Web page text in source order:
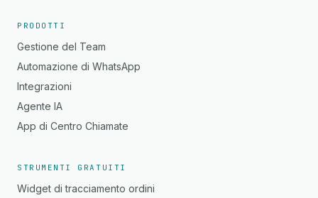
PRODOTTI
Gestione del Team
Automazione di WhatsApp
Integrazioni
Agente IA
App di Centro Chiamate
STRUMENTI GRATUITI
Widget di tracciamento ordini